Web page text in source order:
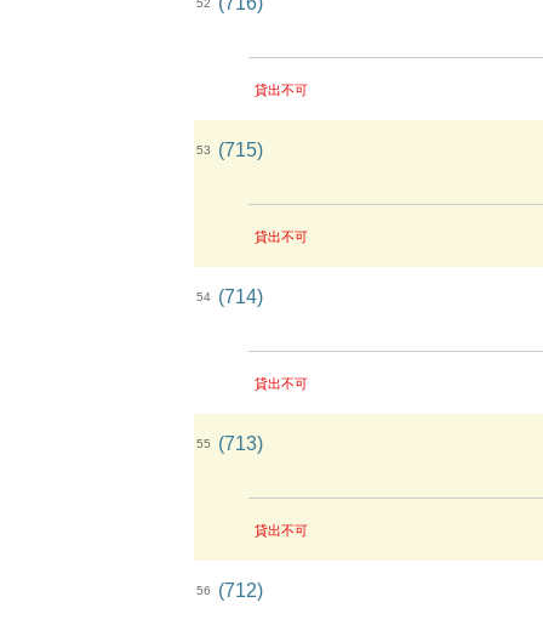
52
貸出不可
53 (715)
貸出不可
54 (714)
貸出不可
55 (713)
貸出不可
56 (712)